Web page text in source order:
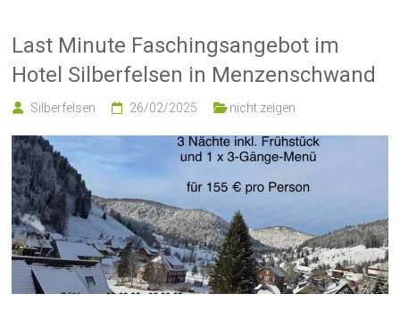
·
Mail
kontakt@hotel-
Last Minute Faschingsangebot im
Hotel Silberfelsen in Menzenschwand
Silberfelsen 26/02/2025 nicht zeigen